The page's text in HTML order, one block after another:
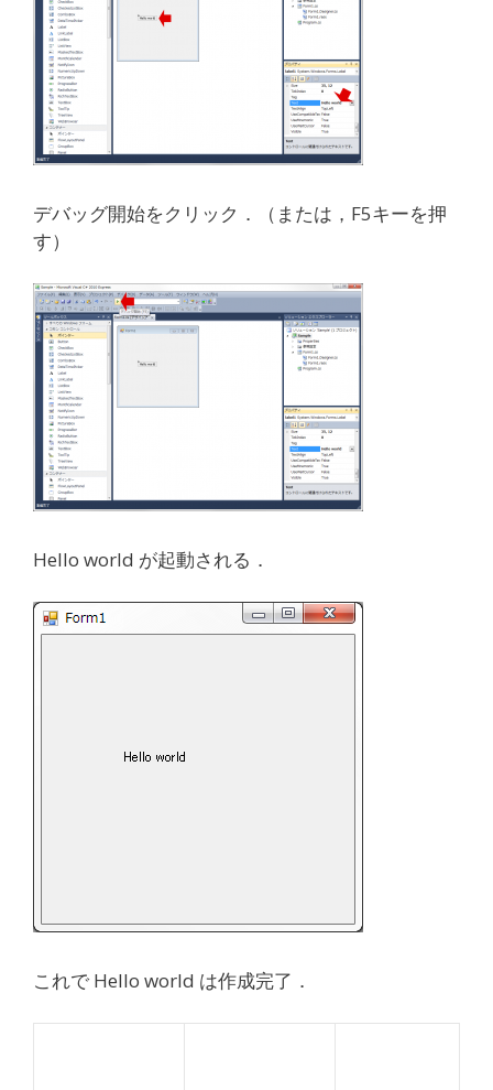
デバッグ開始をクリック．（または，F5キーを押
す）
Hello world が起動される．
これで Hello world は作成完了．